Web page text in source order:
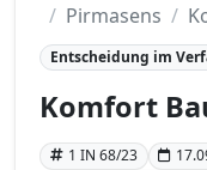
Pirmasens
Entscheidung im
Komfort
1 IN 68/23